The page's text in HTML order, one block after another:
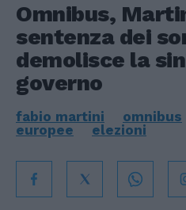
Omnibus,
sentenza dei
demolisce la
governo
fabio martini omnibus
europee
elezioni